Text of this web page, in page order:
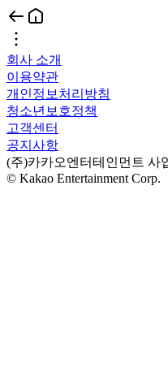
회사 소개
이용약관
개인정보처리방침
청소년보호정책
고객센터
공지사항
(주)카카오엔터테인먼트 사
© Kakao Entertainment Corp.